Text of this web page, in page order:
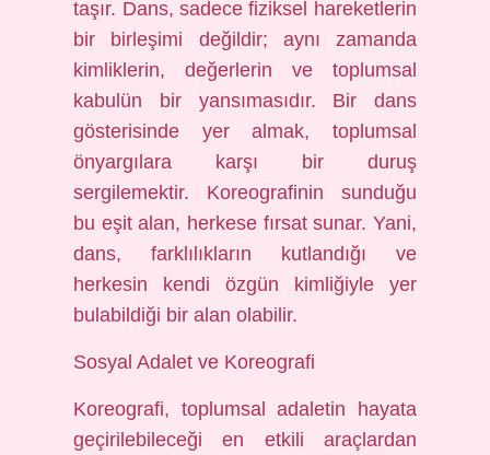
taşır. Dans, sadece fiziksel hareketlerin
bir birleşimi değildir; aynı zamanda
kimliklerin, değerlerin ve toplumsal
kabulün bir yansımasıdır. Bir dans
gösterisinde yer almak, toplumsal
önyargılara karşı bir duruş
sergilemektir. Koreografinin sunduğu
bu eşit alan, herkese fırsat sunar. Yani,
dans, farklılıkların kutlandığı ve
herkesin kendi özgün kimliğiyle yer
bulabildiği bir alan olabilir.
Sosyal Adalet ve Koreografi
Koreografi, toplumsal adaletin hayata
geçirilebileceği en etkili araçlardan